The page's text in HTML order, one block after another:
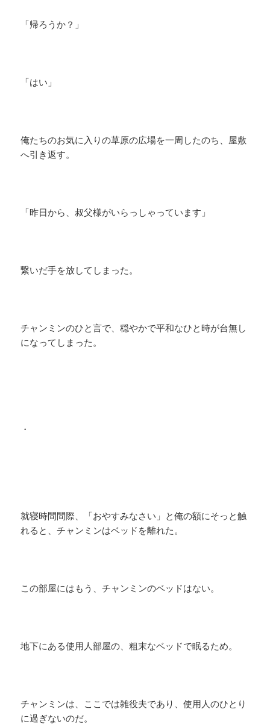
「帰ろうか？」
「はい」
俺たちのお気に入りの草原の広場を一周したのち、屋敷
へ引き返す。
「昨日から、叔父様がいらっしゃっています」
繋いだ手を放してしまった。
チャンミンのひと言で、穏やかで平和なひと時が台無し
になってしまった。
・
就寝時間間際、「おやすみなさい」と俺の額にそっと触
れると、チャンミンはベッドを離れた。
この部屋にはもう、チャンミンのベッドはない。
地下にある使用人部屋の、粗末なベッドで眠るため。
チャンミンは、ここでは雑役夫であり、使用人のひとり
に過ぎないのだ。